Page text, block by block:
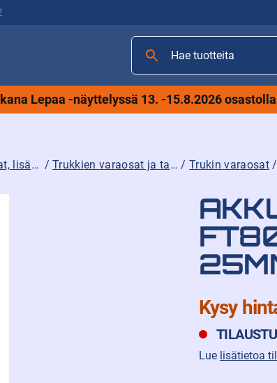
Hae
tuotteita
Lepaa -näyttelyssä 13. -15.8.2026
Trukkien varaosat, lisävarusteet ja tarvikkeet / Trukkien varaosat ja tarvikkeet /Trukin varaosat/
Kysy
Lue lisätietoa